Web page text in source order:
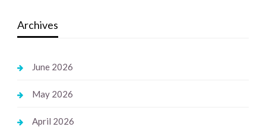
Archives
June 2026
May 2026
April 2026